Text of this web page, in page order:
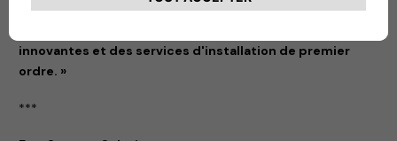
soutenant la communauté croissante des conducteurs
innovantes et des services d'installation de premier
ordre. »
***